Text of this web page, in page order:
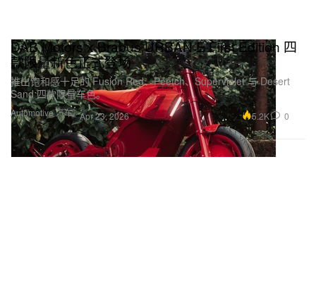
Automotive 汽车
DAB Motors x Brabus URBAN E First Edition 四
款限量新色正式登场
推出饱和感十足的 Fusion Red、Peetch、Superviolet 与 Desert
Sand 四款限量车色。
Apr 23, 2026 5.2K 0